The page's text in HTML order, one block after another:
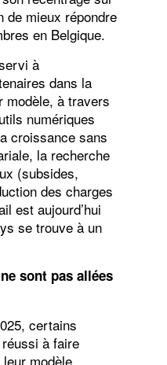
mieux répondre
en Belgique.
à
dans la
modèle, à travers
numériques
croissance sans
la recherche
(subsides,
des charges
est aujourd’hui
se trouve à un
sont pas allées
certains
à faire
modèle